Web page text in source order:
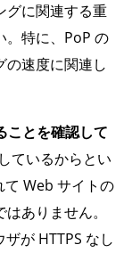
グに関連する重
。特に、PoP の
の速度に関連し
ことを確認して
ているからとい
て Web サイトの
ありません。
が HTTPS なし